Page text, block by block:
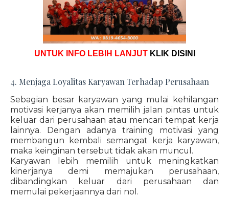
UNTUK INFO LEBIH LANJUT KLIK DISINI
4. Menjaga Loyalitas Karyawan Terhadap Perusahaan
Sebagian besar karyawan yang mulai kehilangan
motivasi kerjanya akan memilih jalan pintas untuk
keluar dari perusahaan atau mencari tempat kerja
lainnya. Dengan adanya training motivasi yang
membangun kembali semangat kerja karyawan,
maka keinginan tersebut tidak akan muncul.
Karyawan lebih memilih untuk meningkatkan
kinerjanya demi memajukan perusahaan,
dibandingkan keluar dari perusahaan dan
memulai pekerjaannya dari nol.